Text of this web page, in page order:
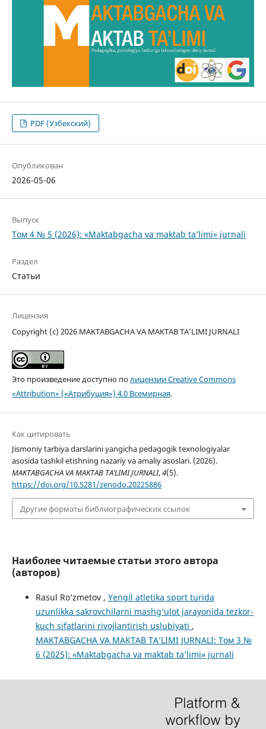
PDF (Узбекский)
Опубликован
2026-05-06
Выпуск
Том 4 № 5 (2026): «Maktabgacha va maktab ta’limi» jurnali
Раздел
Статьи
Лицензия
Copyright (c) 2026 MAKTABGACHA VA MAKTAB TA’LIMI JURNALI
Это произведение доступно полицензии Creative Commons
«Attribution» («Атрибуция») 4.0 Всемирная.
Как цитировать
Jismoniy tarbiya darslarini yangicha pedagogik texnologiyalar
asosida tashkil etishning nazariy va amaliy asoslari. (2026).
MAKTABGACHA VA MAKTAB TA’LIMI JURNALI,4(5).
https://doi.org/10.5281/zenodo.20225886
Другие форматы библиографических ссылок
Наиболее читаемые статьи этого автора
(авторов)
Rasul Ro‘zmetov , Yengil atletika sport turida
uzunlikka sakrovchilarni mashg‘ulot jarayonida tezkor-
kuch sifatlarini rivojlantirish uslubiyati ,
MAKTABGACHA VA MAKTAB TA’LIMI JURNALI: Том 3 №
6 (2025): «Maktabgacha va maktab ta’limi» jurnali